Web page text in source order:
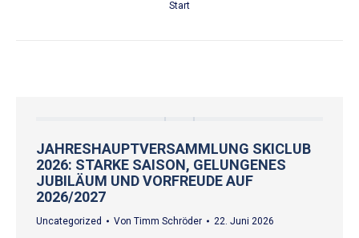
Sie befinden sich hier:
Start
JAHRESHAUPTVERSAMMLUNG SKICLUB
2026: STARKE SAISON, GELUNGENES
JUBILÄUM UND VORFREUDE AUF
2026/2027
Uncategorized Von Timm Schröder 22. Juni 2026